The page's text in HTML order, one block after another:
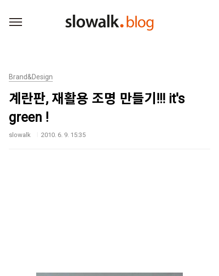
Brand&Design
계란판, 재활용 조명 만들기!!! it's
green !
slowalk 2010. 6. 9. 15:35